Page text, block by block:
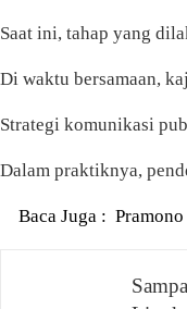
Saat ini, tahap yang
Di waktu bersamaan,
Strategi komunikasi
Dalam praktiknya,
Baca Juga :
Navigasi